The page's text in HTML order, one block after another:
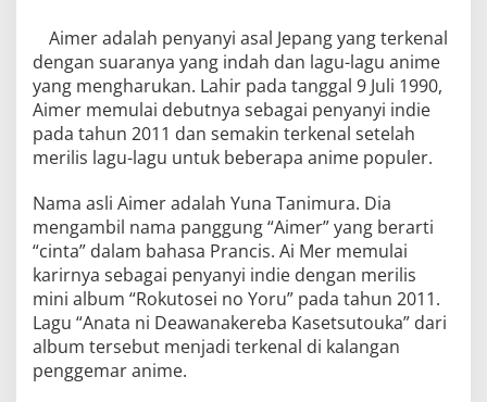
Aimer adalah penyanyi asal Jepang yang terkenal
dengan suaranya yang indah dan lagu-lagu anime
yang mengharukan. Lahir pada tanggal 9 Juli 1990,
Aimer memulai debutnya sebagai penyanyi indie
pada tahun 2011 dan semakin terkenal setelah
merilis lagu-lagu untuk beberapa anime populer.
Nama asli Aimer adalah Yuna Tanimura. Dia
mengambil nama panggung “Aimer” yang berarti
“cinta” dalam bahasa Prancis. Ai Mer memulai
karirnya sebagai penyanyi indie dengan merilis
mini album “Rokutosei no Yoru” pada tahun 2011.
Lagu “Anata ni Deawanakereba Kasetsutouka” dari
album tersebut menjadi terkenal di kalangan
penggemar anime.